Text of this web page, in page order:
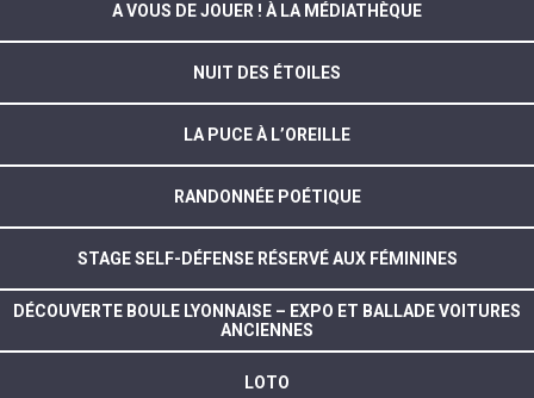
A VOUS DE JOUER ! À LA MÉDIATHÈQUE
NUIT DES ÉTOILES
LA PUCE À L’OREILLE
RANDONNÉE POÉTIQUE
STAGE SELF-DÉFENSE RÉSERVÉ AUX FÉMININES
DÉCOUVERTE BOULE LYONNAISE – EXPO ET BALLADE VOITURES
ANCIENNES
LOTO